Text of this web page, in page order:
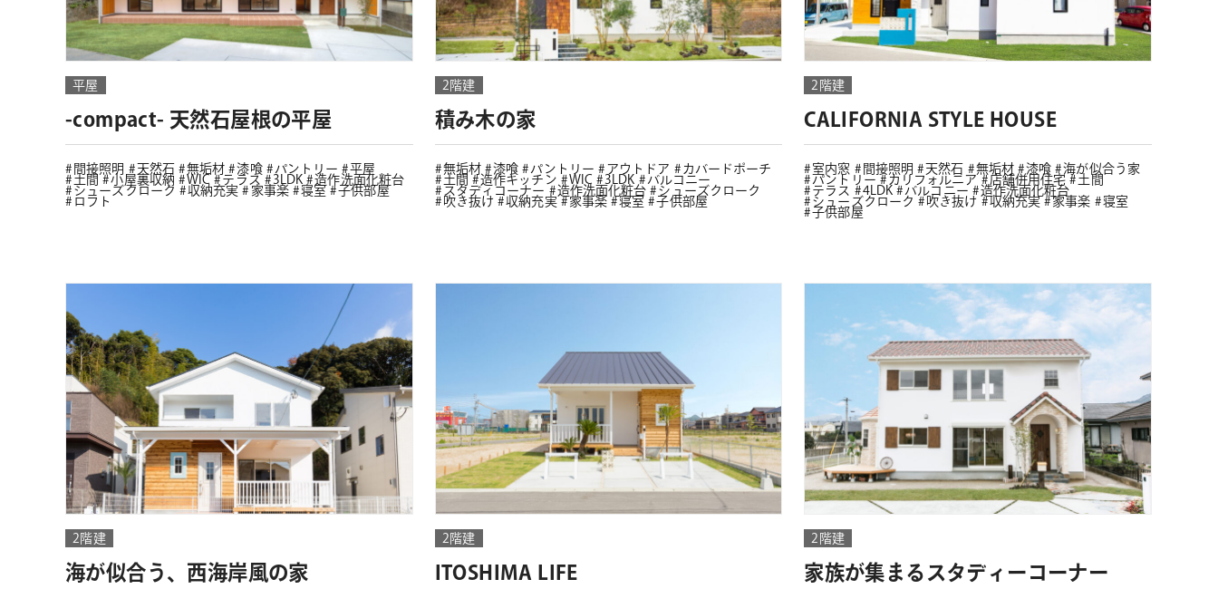
平屋
-compact- 天然石屋根の平屋
間接照明 天然石 無垢材 漆喰 パントリー
平屋
土間
小屋裏収納 WIC テラス 3LDK
造作洗面化粧台
シューズクローク
収納充実 家事楽 寝室
子供部屋
ロフト
2階建
積み木の家
無垢材 漆喰 パントリー アウトドア
カバードポーチ
土間
造作キッチン WIC 3LDK
バルコニー
スタディコーナー
造作洗面化粧台
シューズクローク
吹き抜け
収納充実 家事楽 寝室 子供部屋
2階建
CALIFORNIA STYLE HOUSE
室内窓 間接照明 天然石 無垢材 漆喰
海が似合う家
パントリー
カリフォルニア 店舗併用住宅
土間
テラス
4LDK バルコニー
造作洗面化粧台
シューズクローク
吹き抜け 収納充実 家事楽
寝室
子供部屋
2階建
海が似合う、西海岸風の家
2階建
ITOSHIMA LIFE
2階建
家族が集まるスタディーコーナー